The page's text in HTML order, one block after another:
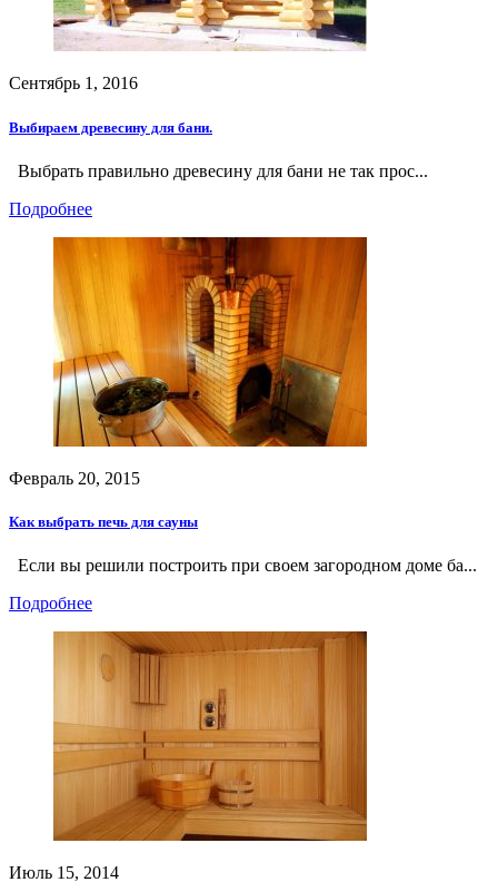
Сентябрь 1, 2016
Выбираем древесину для бани.
Выбрать правильно древесину для бани не так прос...
Подробнее
Февраль 20, 2015
Как выбрать печь для сауны
Если вы решили построить при своем загородном доме ба...
Подробнее
Июль 15, 2014